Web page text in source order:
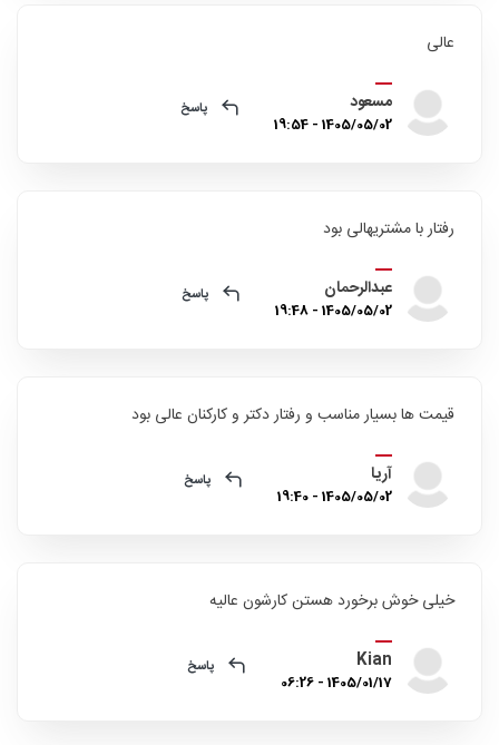
عالی
مسعود
1405/05/02 - 19:54
پاسخ
رفتار با مشتریهالی بود
عبدالرحمان
1405/05/02 - 19:48
پاسخ
قیمت ها بسیار مناسب و رفتار دکتر و کارکنان عالی بود
آریا
1405/05/02 - 19:40
پاسخ
خیلی خوش برخورد هستن کارشون عالیه
Kian
1405/01/17 - 06:26
پاسخ